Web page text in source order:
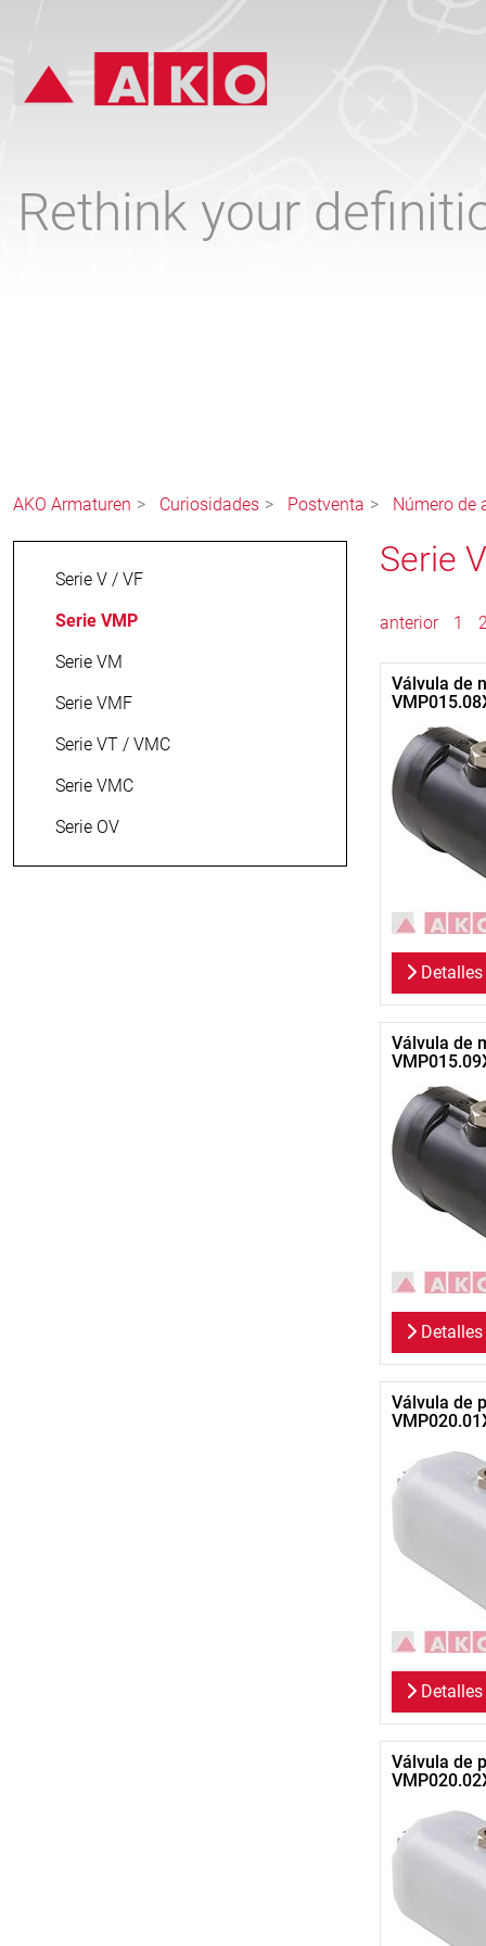
Rethink your
AKO Armaturen Curiosidades Postventa Número de
Serie V / VF
Serie VMP
Serie VM
Serie VMF
Serie VT / VMC
Serie VMC
Serie OV
Serie
anterior 1
Válvula de
Detalles
Válvula de
Detalles
Válvula de
Detalles
Válvula de